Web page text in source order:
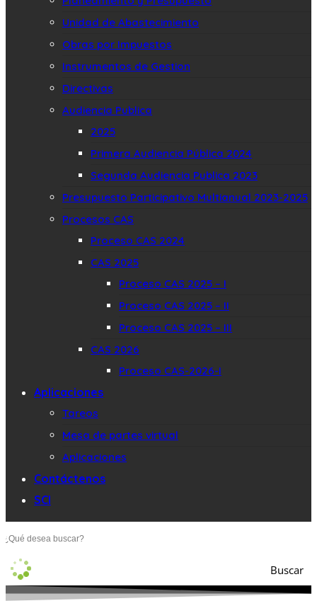
Unidad de Abastecimiento
Obras por Impuestos
Instrumentos de Gestion
Directivas
Audiencia Publica
2025
Primera Audiencia Pública 2024
Segunda Audiencia Publica 2023
Presupuesto Participativo Multianual 2023-2025
Procesos CAS
Proceso CAS 2024
CAS 2025
Proceso CAS 2025 – I
Proceso CAS 2025 – II
Proceso CAS 2025 – III
CAS 2026
Proceso CAS-2026-I
Aplicaciones
Tareos
Mesa de partes virtual
Aplicaciones
Contáctenos
SCI
Buscar